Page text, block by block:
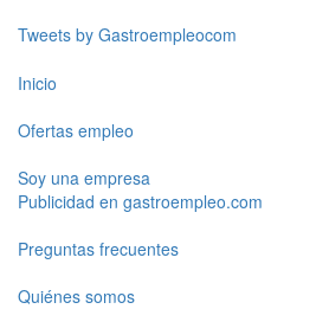
Tweets by Gastroempleocom
Inicio
Ofertas empleo
Soy una empresa
Publicidad en gastroempleo.com
Preguntas frecuentes
Quiénes somos